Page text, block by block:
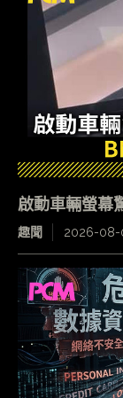
啟動車輛螢幕
趣聞 2026-08-